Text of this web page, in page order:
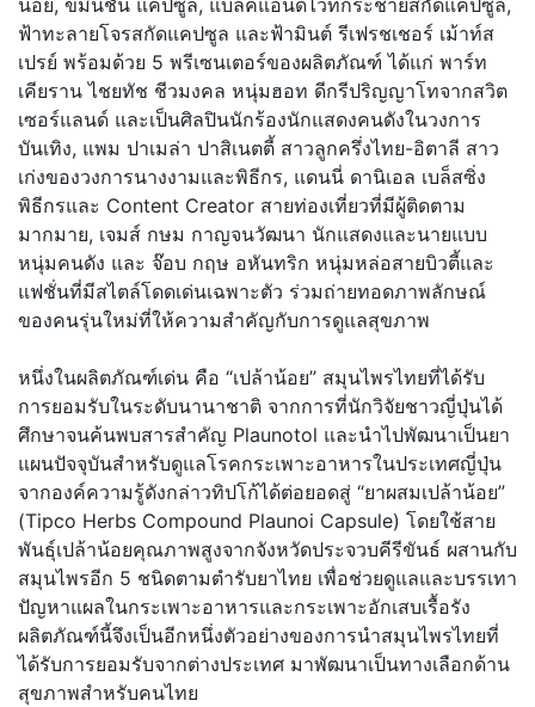
น้อย, ขมิ้นชัน แคปซูล, แบล็คแอนด์ไวท์กระชายสกัดแคปซูล,
ฟ้าทะลายโจรสกัดแคปซูล และฟ้ามินต์ รีเฟรชเชอร์ เม้าท์ส
เปรย์ พร้อมด้วย 5 พรีเซนเตอร์ของผลิตภัณฑ์ ได้แก่ พาร์ท
เคียราน ไชยทัช ชีวมงคล หนุ่มฮอท ดีกรีปริญญาโทจากสวิต
เซอร์แลนด์ และเป็นศิลปินนักร้องนักแสดงคนดังในวงการ
บันเทิง, แพม ปาเมล่า ปาสิเนตตี้ สาวลูกครึ่งไทย-อิตาลี สาว
เก่งของวงการนางงามและพิธีกร, แดนนี่ ดานิเอล เบล็สซิ่ง
พิธีกรและ Content Creator สายท่องเที่ยวที่มีผู้ติดตาม
มากมาย, เจมส์ กษม กาญจนวัฒนา นักแสดงและนายแบบ
หนุ่มคนดัง และ จ๊อบ กฤษ อหันทริก หนุ่มหล่อสายบิวตี้และ
แฟชั่นที่มีสไตล์โดดเด่นเฉพาะตัว ร่วมถ่ายทอดภาพลักษณ์
ของคนรุ่นใหม่ที่ให้ความสำคัญกับการดูแลสุขภาพ
หนึ่งในผลิตภัณฑ์เด่น คือ “เปล้าน้อย” สมุนไพรไทยที่ได้รับ
การยอมรับในระดับนานาชาติ จากการที่นักวิจัยชาวญี่ปุ่นได้
ศึกษาจนค้นพบสารสำคัญ Plaunotol และนำไปพัฒนาเป็นยา
แผนปัจจุบันสำหรับดูแลโรคกระเพาะอาหารในประเทศญี่ปุ่น
จากองค์ความรู้ดังกล่าวทิปโก้ได้ต่อยอดสู่ “ยาผสมเปล้าน้อย”
(Tipco Herbs Compound Plaunoi Capsule) โดยใช้สาย
พันธุ์เปล้าน้อยคุณภาพสูงจากจังหวัดประจวบคีรีขันธ์ ผสานกับ
สมุนไพรอีก 5 ชนิดตามตำรับยาไทย เพื่อช่วยดูแลและบรรเทา
ปัญหาแผลในกระเพาะอาหารและกระเพาะอักเสบเรื้อรัง
ผลิตภัณฑ์นี้จึงเป็นอีกหนึ่งตัวอย่างของการนำสมุนไพรไทยที่
ได้รับการยอมรับจากต่างประเทศ มาพัฒนาเป็นทางเลือกด้าน
สุขภาพสำหรับคนไทย